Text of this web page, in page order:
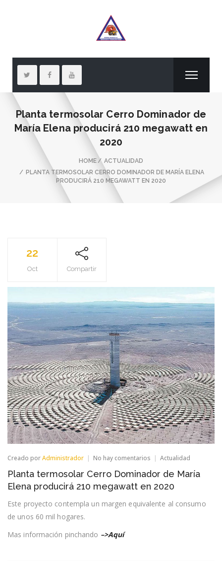
Planta termosolar Cerro Dominador de
María Elena producirá 210 megawatt en
2020
HOME
ACTUALIDAD
PLANTA TERMOSOLAR CERRO DOMINADOR DE MARÍA ELENA
PRODUCIRÁ 210 MEGAWATT EN 2020
22
Oct Compartir
Creado porAdministrador No hay comentarios en
termosolar
Cerro
Dominador
María
Actualidad
Planta termosolar Cerro Dominador de María
Elena producirá 210 megawatt en 2020
Este proyecto contempla un margen equivalente al consumo
de unos 60 mil hogares.
Mas información pinchando –>Aquí